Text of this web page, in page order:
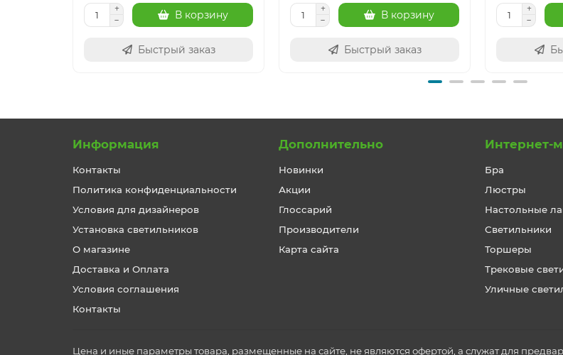
В корзину
Быстрый заказ
В корзину
Быстрый заказ
Информация
Контакты
Политика конфиденциальности
Условия для дизайнеров
Установка светильников
О магазине
Доставка и Оплата
Условия соглашения
Контакты
Дополнительно
Новинки
Акции
Глоссарий
Производители
Карта сайта
Интернет-
Бра
Люстры
Настольные
Светильники
Торшеры
Трековые
Уличные
Цена и иные параметры товара, размещенные на сайте, не являются офертой, а служат для